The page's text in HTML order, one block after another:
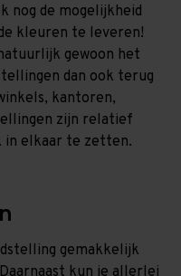
nog de mogelijkheid
kleuren te leveren!
gewoon het
dan ook terug
kantoren,
zijn relatief
in elkaar te zetten.
gemakkelijk
kun je allerlei